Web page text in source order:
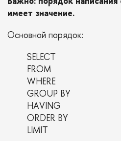
имеет значение.
Основной порядок:
SELECT
FROM
WHERE
GROUP BY
HAVING
ORDER BY
LIMIT